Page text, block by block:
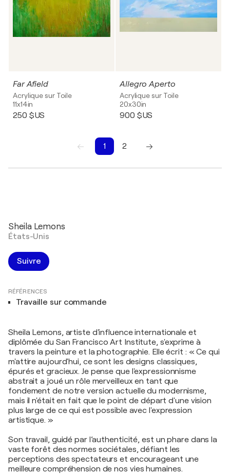
Far Afield
Acrylique sur Toile
11x14in
250 $US
Allegro Aperto
Acrylique sur Toile
20x30in
900 $US
1
2
Sheila Lemons
États-Unis
Suivre
RÉFÉRENCES
Travaille sur commande
Sheila Lemons, artiste d'influence internationale et
diplômée du San Francisco Art Institute, s'exprime à
travers la peinture et la photographie. Elle écrit : « Ce qui
m'attire aujourd'hui, ce sont les designs classiques,
épurés et gracieux. Je pense que l'expressionnisme
abstrait a joué un rôle merveilleux en tant que
fondement de notre version actuelle du modernisme,
mais il n'était en fait que le point de départ d'une vision
plus large de ce qui est possible avec l'expression
artistique. »
Son travail, guidé par l’authenticité, est un phare dans la
vaste forêt des normes sociétales, défiant les
perceptions des spectateurs et encourageant une
meilleure compréhension de nos vies humaines.